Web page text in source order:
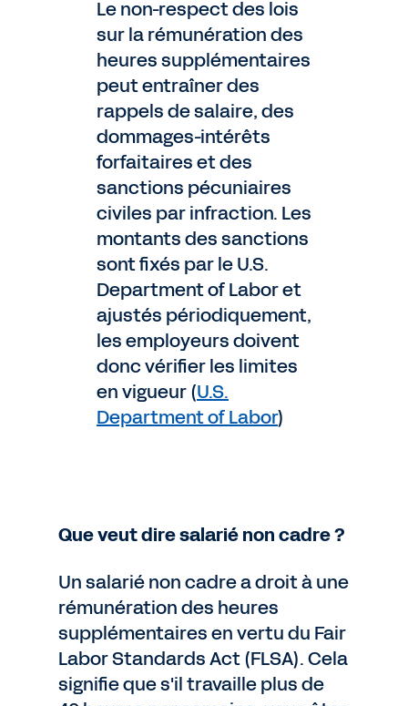
Le non-respect des lois
sur la rémunération des
heures supplémentaires
peut entraîner des
rappels de salaire, des
dommages-intérêts
forfaitaires et des
sanctions pécuniaires
civiles par infraction. Les
montants des sanctions
sont fixés par le U.S.
Department of Labor et
ajustés périodiquement,
les employeurs doivent
donc vérifier les limites
en vigueur (U.S.
Department of Labor)
Que veut dire salarié non cadre ?
Un salarié non cadre a droit à une
rémunération des heures
supplémentaires en vertu du Fair
Labor Standards Act (FLSA). Cela
signifie que s'il travaille plus de